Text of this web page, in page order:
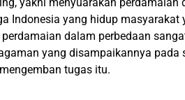
Indonesia yang hidup masyarakat
dalam perbedaan
yang disampaikannya pada
tugas itu.